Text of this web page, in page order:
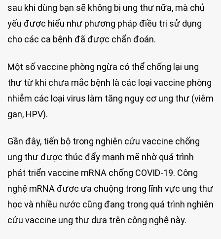
sau khi dùng bạn sẽ không bị ung thư nữa, mà chủ
yếu được hiểu như phương pháp điều trị sử dụng
cho các ca bệnh đã được chẩn đoán.
Một số vaccine phòng ngừa có thể chống lại ung
thư từ khi chưa mắc bệnh là các loại vaccine phòng
nhiễm các loại virus làm tăng nguy cơ ung thư (viêm
gan, HPV).
Gần đây, tiến bộ trong nghiên cứu vaccine chống
ung thư được thúc đẩy mạnh mẽ nhờ quá trình
phát triển vaccine mRNA chống COVID-19. Công
nghệ mRNA được ưa chuộng trong lĩnh vực ung thư
học và nhiều nước cũng đang trong quá trình nghiên
cứu vaccine ung thư dựa trên công nghệ này.